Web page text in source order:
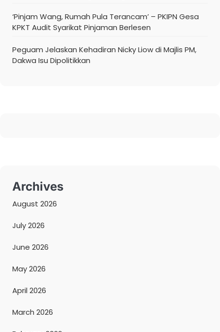
‘Pinjam Wang, Rumah Pula Terancam’ – PKIPN Gesa
KPKT Audit Syarikat Pinjaman Berlesen
Peguam Jelaskan Kehadiran Nicky Liow di Majlis PM,
Dakwa Isu Dipolitikkan
Archives
August 2026
July 2026
June 2026
May 2026
April 2026
March 2026